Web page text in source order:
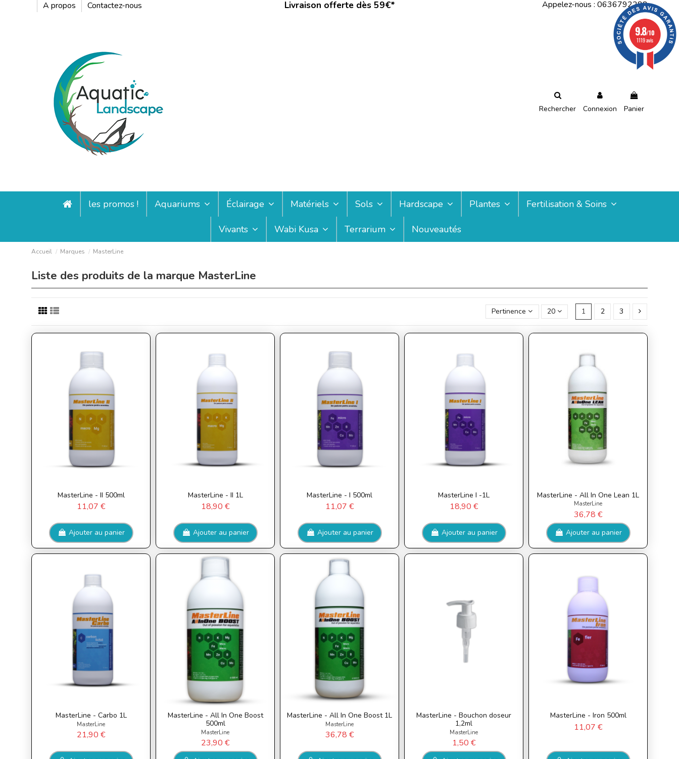
A propos Contactez-nous Livraison offerte dès 59€* Appelez-nous : 0636792288
Rechercher Connexion Panier
les promos ! Aquariums Éclairage Matériels Sols Hardscape Plantes Fertilisation & Soins
Vivants Wabi Kusa Terrarium Nouveautés
Accueil Marques MasterLine
Liste des produits de la marque MasterLine
Pertinence 20 1 2 3
MasterLine - II 500ml
11,07 €
Ajouter au panier
MasterLine - II 1L
18,90 €
Ajouter au panier
MasterLine - I 500ml
11,07 €
Ajouter au panier
MasterLine I -1L
18,90 €
Ajouter au panier
MasterLine - All In One Lean 1L
MasterLine
36,78 €
Ajouter au panier
MasterLine - Carbo 1L
MasterLine
21,90 €
MasterLine - All In One Boost
500ml
MasterLine
23,90 €
MasterLine - All In One Boost 1L
MasterLine
36,78 €
MasterLine - Bouchon doseur
1,2ml
MasterLine
1,50 €
MasterLine - Iron 500ml
11,07 €
9.8/10
1119 avis